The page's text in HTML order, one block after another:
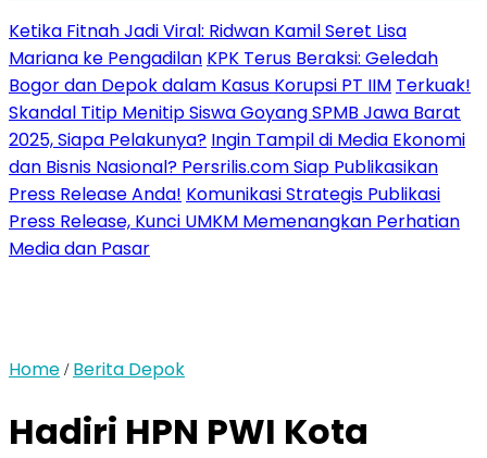
Ketika Fitnah Jadi Viral: Ridwan Kamil Seret Lisa
Mariana ke Pengadilan KPK Terus Beraksi: Geledah
Bogor dan Depok dalam Kasus Korupsi PT IIM Terkuak!
Skandal Titip Menitip Siswa Goyang SPMB Jawa Barat
2025, Siapa Pelakunya? Ingin Tampil di Media Ekonomi
dan Bisnis Nasional? Persrilis.com Siap Publikasikan
Press Release Anda! Komunikasi Strategis Publikasi
Press Release, Kunci UMKM Memenangkan Perhatian
Media dan Pasar
Home / Berita Depok
Hadiri HPN PWI Kota